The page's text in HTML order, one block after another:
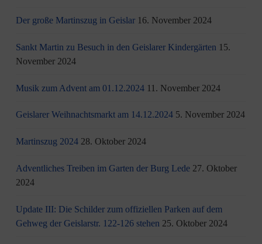
Der große Martinszug in Geislar 16. November 2024
Sankt Martin zu Besuch in den Geislarer Kindergärten 15.
November 2024
Musik zum Advent am 01.12.2024 11. November 2024
Geislarer Weihnachtsmarkt am 14.12.2024 5. November 2024
Martinszug 2024 28. Oktober 2024
Adventliches Treiben im Garten der Burg Lede 27. Oktober
2024
Update III: Die Schilder zum offiziellen Parken auf dem
Gehweg der Geislarstr. 122-126 stehen 25. Oktober 2024